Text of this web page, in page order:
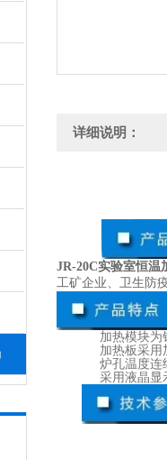
详细说明：
JR-20C实验室恒温
工矿企业、卫生防
加热模块为
加热板采用
炉孔温度连
采用液晶显